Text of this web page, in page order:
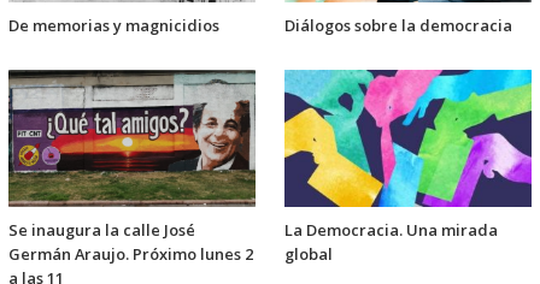
De memorias y magnicidios Diálogos sobre la democracia
Se inaugura la calle José
Germán Araujo. Próximo lunes 2
a las 11
La Democracia. Una mirada
global